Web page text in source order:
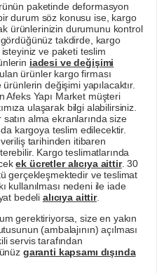
paketinde deformasyon
durum söz konusu ise, kargo
ürünlerinizin durumunu kontrol
takdirde, kargo
ve paketi teslim
iadesi ve değişimi
ürünler kargo firması
değişimi yapılacaktır.
Afeks Yapı Market müşteri
ulaşarak bilgi alabilirsiniz.
alma ekranlarında size
kargoya teslim edilecektir.
tarihinden itibaren
Kargo teslimatlarında
ek ücretler alıcıya aittir. 30
gerçekleşmektedir ve teslimat
kullanılması nedeni ile iade
bedeli alıcıya aittir.
gerektiriyorsa, size en yakın
(ambalajının) açılması
servis tarafından
garanti kapsamı dışında